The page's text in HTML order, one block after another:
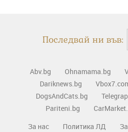
Последвай ни във:
Abv.bg Ohnamama.bg
Dariknews.bg
DogsAndCats.bg
Pariteni.bg
За нас
Политика ЛД